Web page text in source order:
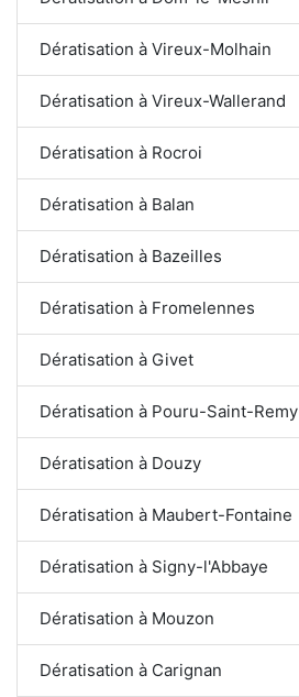
Dératisation à Vireux-Molhain
Dératisation à Vireux-Wallerand
Dératisation à Rocroi
Dératisation à Balan
Dératisation à Bazeilles
Dératisation à Fromelennes
Dératisation à Givet
Dératisation à Pouru-Saint-Remy
Dératisation à Douzy
Dératisation à Maubert-Fontaine
Dératisation à Signy-l'Abbaye
Dératisation à Mouzon
Dératisation à Carignan